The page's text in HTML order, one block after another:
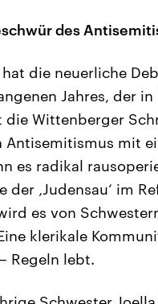
des
die neuerliche
Jahres, der
die Wittenberger
Antisemitismus mit
es radikal
der ‚Judensau‘ im
es von
klerikale
Regeln lebt.